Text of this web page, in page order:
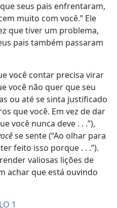
seus pais enfrentaram,
muito com você.” Ele
que tiver um problema,
pais também passaram
você contar precisa virar
você não quer que seu
ou até se sinta justificado
que você. Em vez de dar
você nunca deve . . .”),
se sente (“Ao olhar para
feito isso porque . . .”).
valiosas lições de
achar que está ouvindo
1